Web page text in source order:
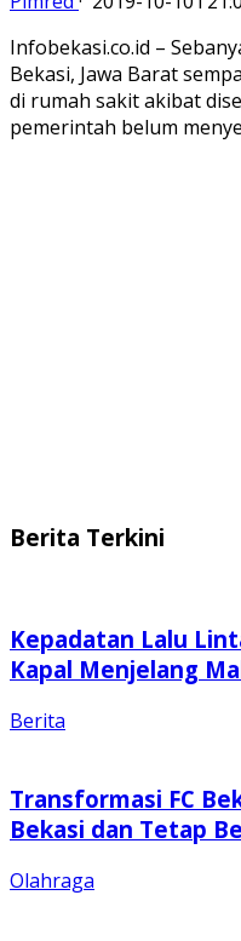
Infobekasi.co.id –
Bekasi, Jawa Barat
di rumah sakit akibat
pemerintah belum
Berita Terkini
Kepadatan Lalu
Kapal Menjelang
Berita
Transformasi FC
Bekasi dan Tetap
Olahraga